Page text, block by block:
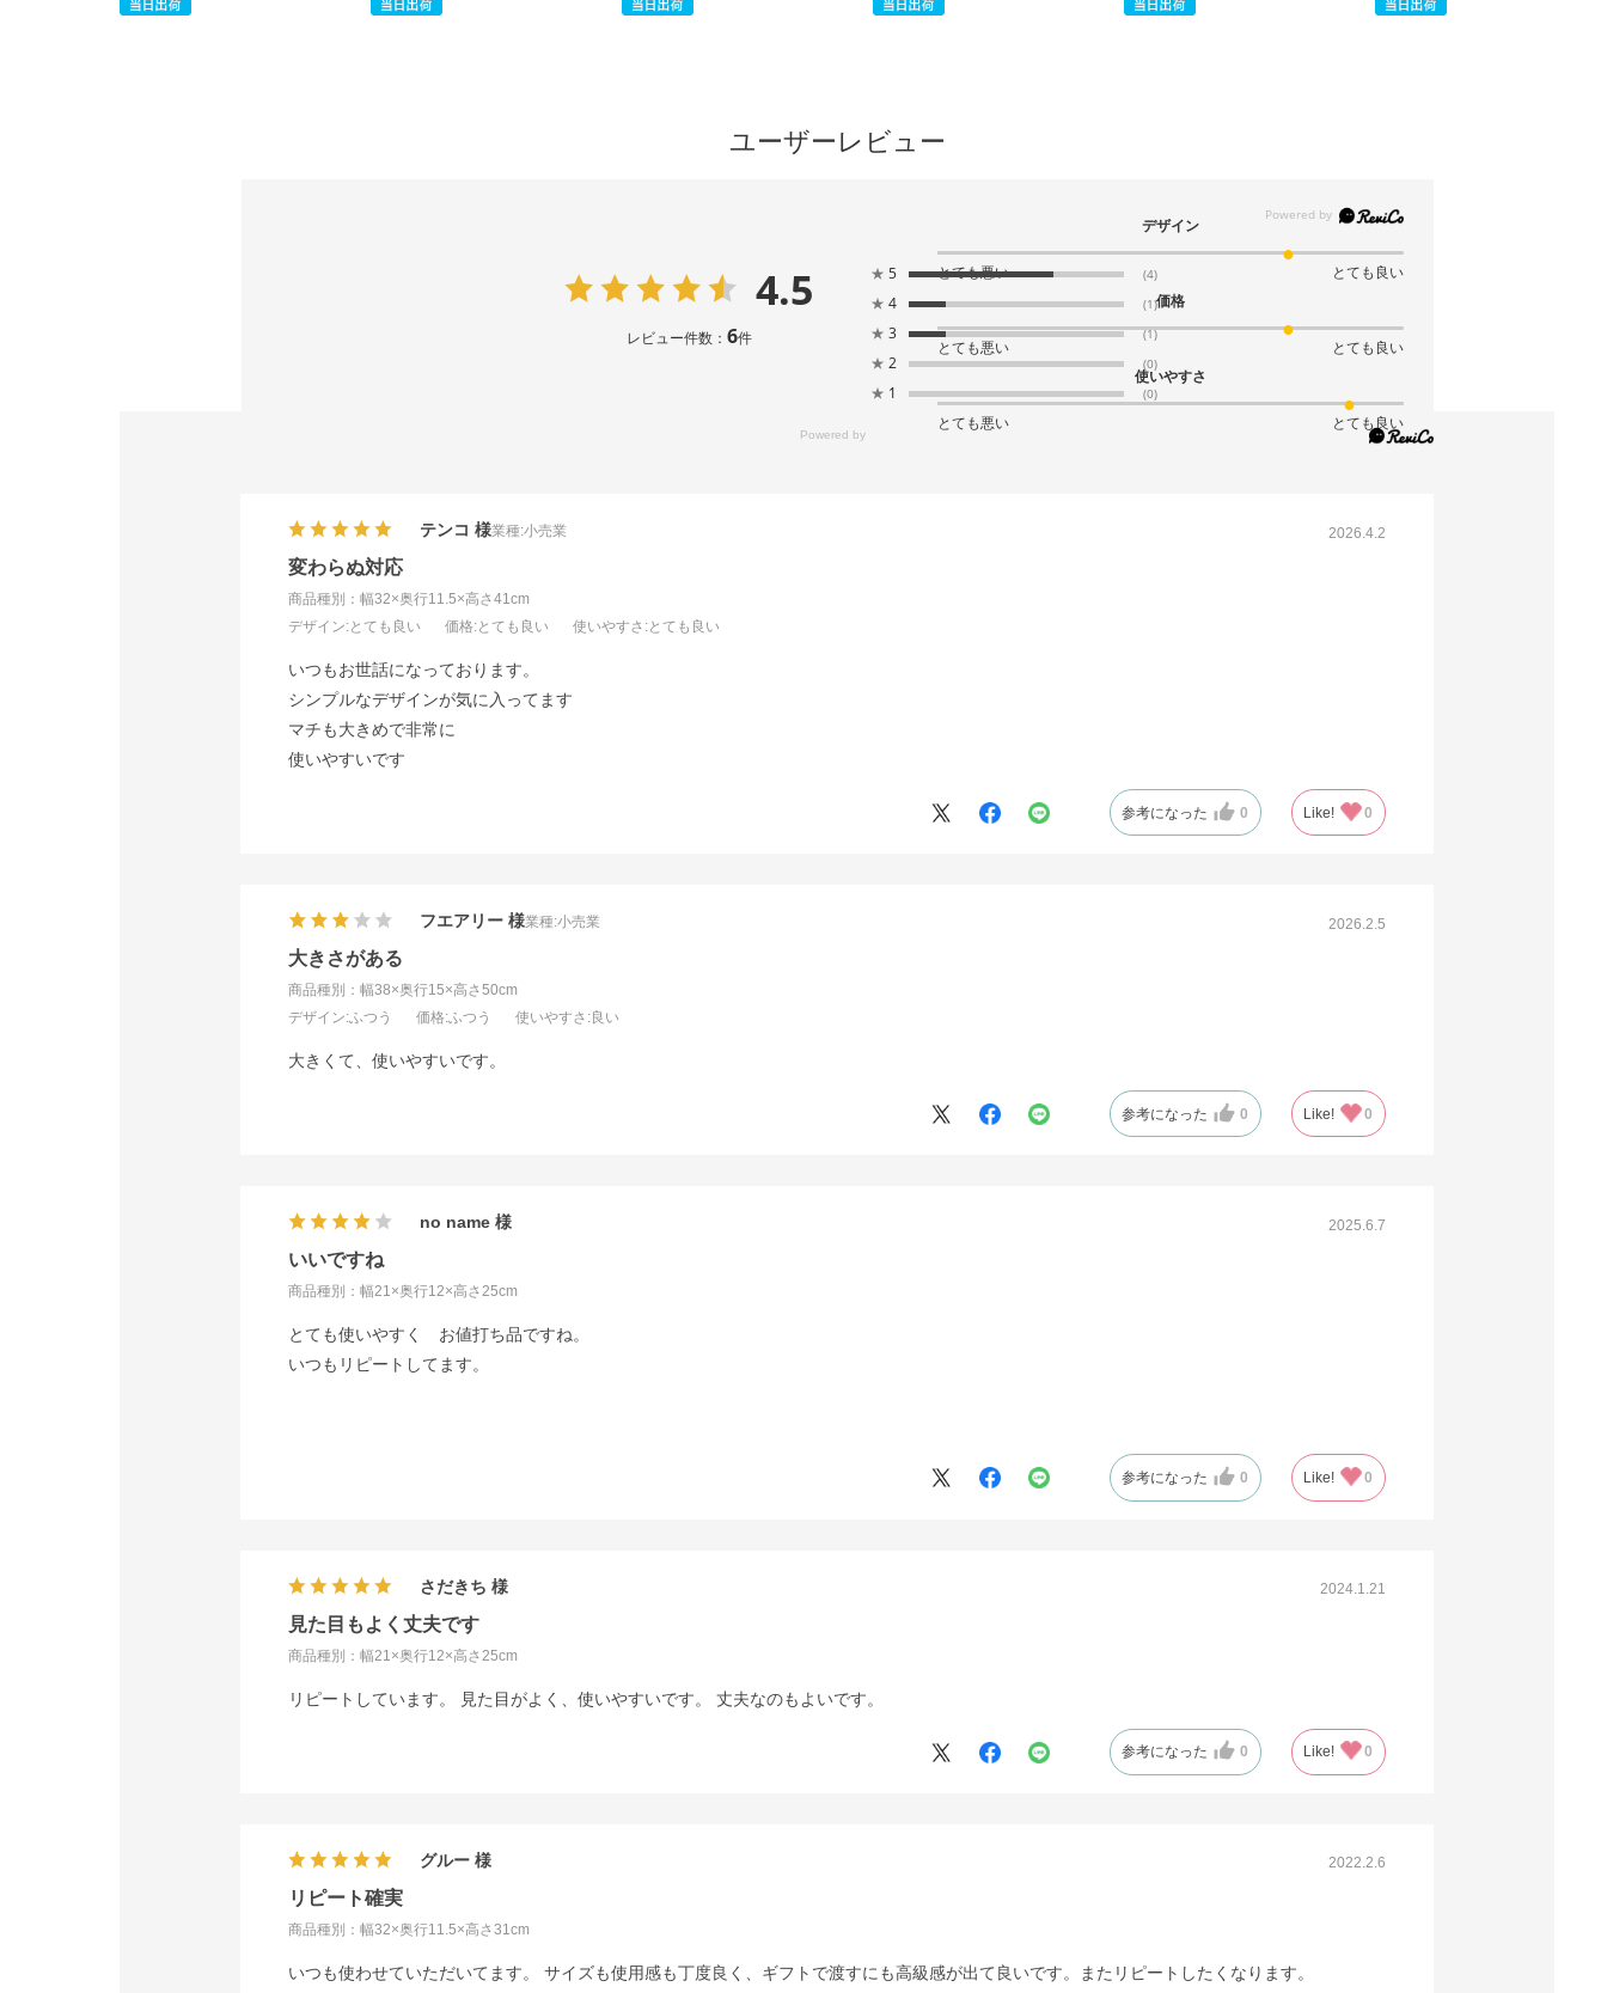
送料無料
￥7,273
08月24日頃の出荷
(14). 幅32×奥行11.5×高さ41cm (200枚)
08月24日頃の出荷
送料無料 別送
ユーザーレビュー
4.5
レビュー件数： 6件
★ 5 (4)
★ 4 (1)
★ 3 (1)
★ 2 (0)
★ 1 (0)
デザイン
とても悪い
とても良い
価格
とても悪い
とても良い
使いやすさ
とても悪い とても良い
2026.4.2
変わらぬ対応
商品種別：幅32×奥行11.5×高さ41cm
デザイン:とても良い 価格:とても良い 使いやすさ :とても良い
テンコ 業種:小売業
いつもお世話になっております。
シンプルなデザインが気に入ってます
マチも大きめで非常に
使いやすいです
参考になった 0 Like! 0
2026.2.5
大きさがある
商品種別：幅38×奥行15×高さ50cm
デザイン:ふつう 価格:ふつう 使いやすさ :良い
フエアリー 業種:小売業
大きくて、使いやすいです。
参考になった 0 Like! 0
2025.6.7
いいですね
商品種別：幅21×奥行12×高さ25cm
no name
とても使いやすく お値打ち品ですね。
いつもリピートしてます。
参考になった 0 Like! 0
2024.1.21
見た目もよく丈夫です
商品種別：幅21×奥行12×高さ25cm
さだきち
リピートしています。 見た目がよく、使いやすいです。 丈夫なのもよいです。
参考になった 0 Like! 0
2022.2.6
リピート確実
商品種別：幅32×奥行11.5×高さ31cm
グルー
いつも使わせていただいてます。 サイズも使用感も丁度良く、ギフトで渡すにも高級感が出て良いです。またリピートしたくなります。